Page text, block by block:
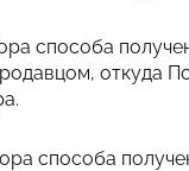
способа
откуда
способа